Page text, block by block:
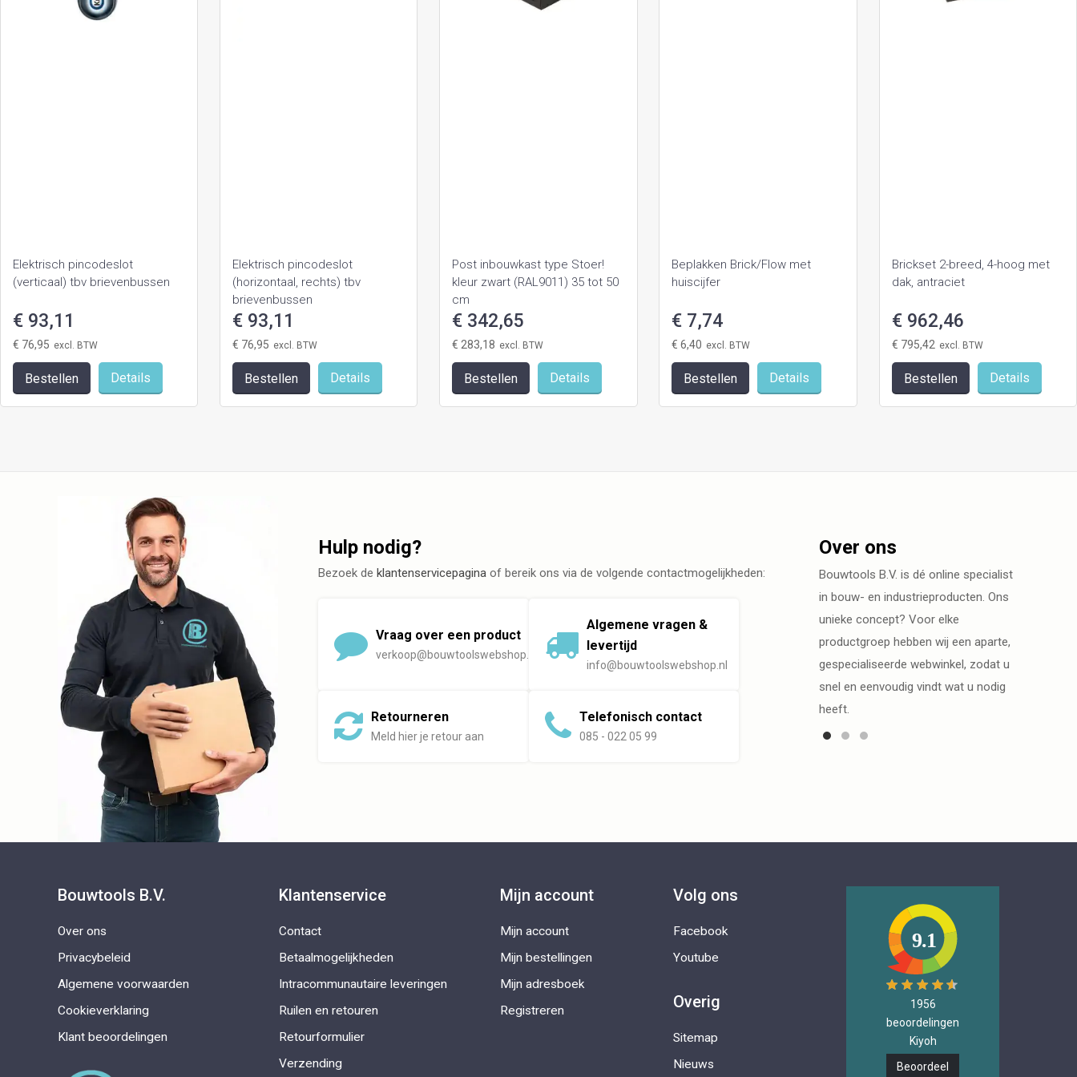
Elektrisch pincodeslot
(verticaal) tbv brievenbussen
€ 93,11
€ 76,95
Bestellen Details
Elektrisch pincodeslot
(horizontaal, rechts) tbv
brievenbussen
€ 93,11
€ 76,95
Bestellen Details
Post inbouwkast type Stoer!
kleur zwart (RAL9011) 35 tot 50
cm
€ 342,65
€ 283,18
Bestellen Details
Beplakken Brick/Flow met
huiscijfer
€ 7,74
€ 6,40
Bestellen Details
Brickset 2-breed, 4-hoog met
dak, antraciet
€ 962,46
€ 795,42
Bestellen Details
Hulp nodig?
Bezoek de klantenservicepagina of bereik ons via de volgende contactmogelijkheden:
Vraag over een product
verkoop@bouwtoolswebshop.nl
Algemene vragen &
levertijd
info@bouwtoolswebshop.nl
Retourneren
Meld hier je retour aan
Telefonisch contact
085 - 022 05 99
Over ons
Bouwtools B.V. is dé online specialist
in bouw- en industrieproducten. Ons
unieke concept? Voor elke
productgroep hebben wij een aparte,
gespecialiseerde webwinkel, zodat u
snel en eenvoudig vindt wat u nodig
heeft.
Bouwtools B.V.
Over ons
Privacybeleid
Algemene voorwaarden
Cookieverklaring
Klant beoordelingen
Klantenservice
Contact
Betaalmogelijkheden
Intracommunautaire leveringen
Ruilen en retouren
Retourformulier
Verzending
Mijn account
Mijn account
Mijn bestellingen
Mijn adresboek
Registreren
Volg ons
Facebook
Youtube
Overig
Sitemap
Nieuws
9.1
1956
beoordelingen
Kiyoh
Beoordeel